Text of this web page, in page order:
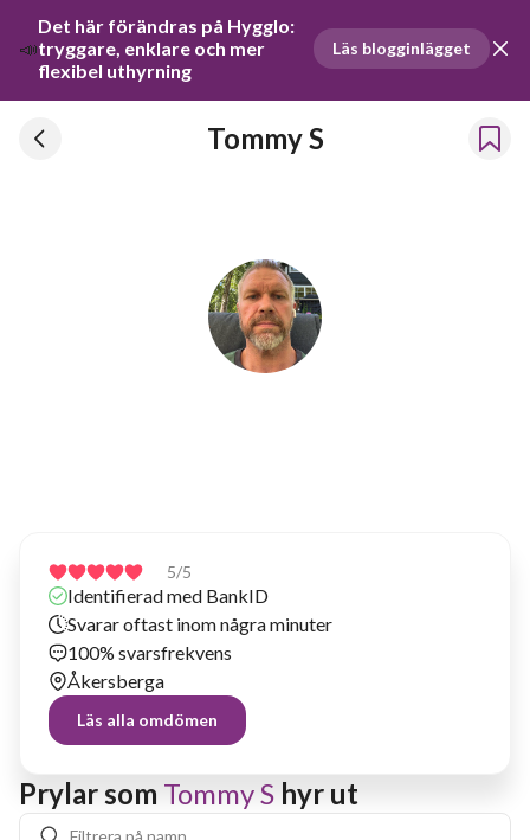
📣
Det här förändras på Hygglo:
tryggare, enklare och mer
flexibel uthyrning
Läs blogginlägget
Tommy S
5/5
Identifierad med BankID
Svarar oftast inom några minuter
100% svarsfrekvens
Åkersberga
Läs alla omdömen
Prylar som Tommy S hyr ut